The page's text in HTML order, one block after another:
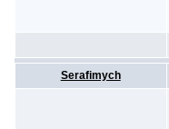
Serafimych